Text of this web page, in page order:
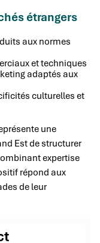
étrangers
aux normes
et techniques
adaptés aux
culturelles et
une
Est de structurer
expertise
répond aux
de leur